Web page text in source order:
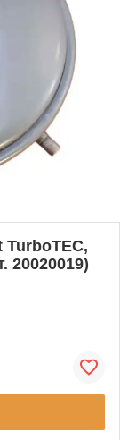
20020019)